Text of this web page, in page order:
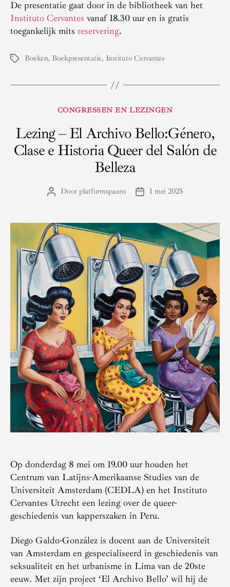
De presentatie gaat door in de bibliotheek van het
Instituto Cervantes vanaf 18.30 uur en is gratis
toegankelijk mits reservering.
Tags Boeken, Boekpresentatie, Instituto Cervantes
Categorieën
CONGRESSEN EN LEZINGEN
Lezing – El Archivo Bello:Género,
Clase e Historia Queer del Salón de
Belleza
Berichtauteur
Door platformspaans Berichtdatum
1 mei 2025
Op donderdag 8 mei om 19.00 uur houden het
Centrum van Latijns-Amerikaanse Studies van de
Universiteit Amsterdam (CEDLA) en het Instituto
Cervantes Utrecht een lezing over de queer-
geschiedenis van kapperszaken in Peru.
Diego Galdo-González is docent aan de Universiteit
van Amsterdam en gespecialiseerd in geschiedenis van
seksualiteit en het urbanisme in Lima van de 20ste
eeuw. Met zijn project ‘El Archivo Bello’ wil hij de